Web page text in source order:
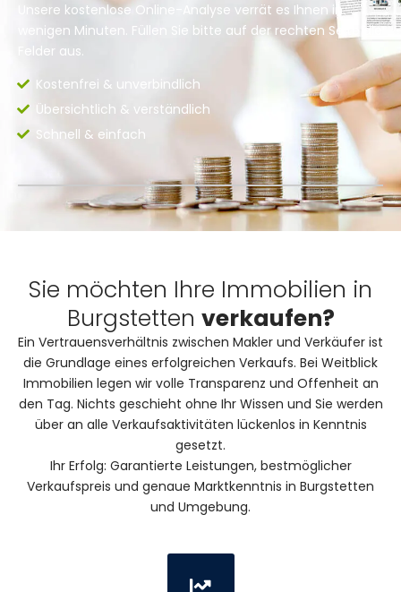
Unsere kostenlose Online-Analyse verrät es Ihnen in
wenigen Minuten. Füllen Sie bitte auf der rechten Seite die
Felder aus.
Kostenfrei & unverbindlich
Übersichtlich & verständlich
Schnell & einfach
Sie möchten Ihre Immobilien in
Burgstetten verkaufen?
Ein Vertrauensverhältnis zwischen Makler und Verkäufer ist
die Grundlage eines erfolgreichen Verkaufs. Bei Weitblick
Immobilien legen wir volle Transparenz und Offenheit an
den Tag. Nichts geschieht ohne Ihr Wissen und Sie werden
über an alle Verkaufsaktivitäten lückenlos in Kenntnis
gesetzt.
Ihr Erfolg: Garantierte Leistungen, bestmöglicher
Verkaufspreis und genaue Marktkenntnis in Burgstetten
und Umgebung.